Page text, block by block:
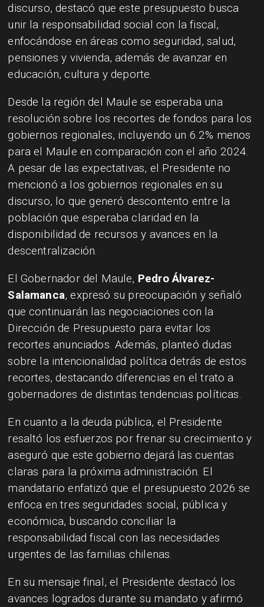
discurso, destacó que este presupuesto busca
unir la responsabilidad social con la fiscal,
enfocándose en áreas como seguridad, salud,
pensiones y vivienda, además de avanzar en
educación, cultura y deporte.
Desde la región del Maule se esperaba una
resolución sobre los recortes de fondos para los
gobiernos regionales, incluyendo un 6.2% menos
para el Maule en comparación con el año 2024.
A pesar de las expectativas, el Presidente no
mencionó a los gobiernos regionales en su
discurso, lo que generó descontento entre la
población que esperaba claridad en la
disponibilidad de recursos y avances en la
descentralización.
El Gobernador del Maule, Pedro Álvarez-
Salamanca, expresó su preocupación y señaló
que continuarán las negociaciones con la
Dirección de Presupuesto para evitar los
recortes anunciados. Además, planteó dudas
sobre la intencionalidad política detrás de estos
recortes, destacando diferencias en el trato a
gobernadores de distintas tendencias políticas.
En cuanto a la deuda pública, el Presidente
resaltó los esfuerzos por frenar su crecimiento y
aseguró que este gobierno dejará las cuentas
claras para la próxima administración. El
mandatario enfatizó que el presupuesto 2026 se
enfoca en tres seguridades: social, pública y
económica, buscando conciliar la
responsabilidad fiscal con las necesidades
urgentes de las familias chilenas.
En su mensaje final, el Presidente destacó los
avances logrados durante su mandato y afirmó